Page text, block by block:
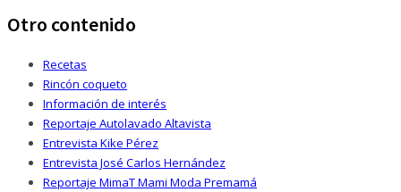
Otro contenido
Recetas
Rincón coqueto
Información de interés
Reportaje Autolavado Altavista
Entrevista Kike Pérez
Entrevista José Carlos Hernández
Reportaje MimaT Mami Moda Premamá